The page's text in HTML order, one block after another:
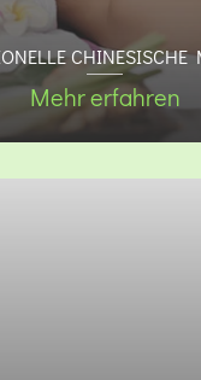
CHINESISCHE
Mehr erfahren